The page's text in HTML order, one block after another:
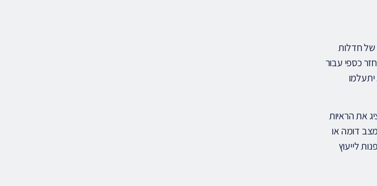
של חדלות
כספי עבור
את הראיות
דומה או
לייעוץ